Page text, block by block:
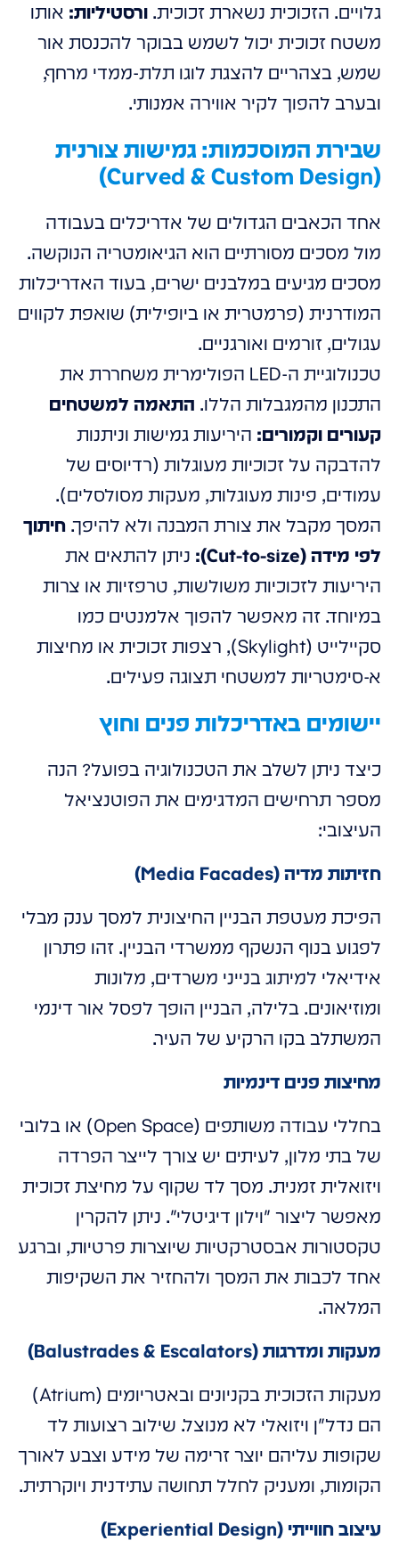
גלויים. הזכוכית נשארת זכוכית. ורסטיליות: אותו
משטח זכוכית יכול לשמש בבוקר להכנסת אור
שמש, בצהריים להצגת לוגו תלת-ממדי מרחף,
ובערב להפוך לקיר אווירה אמנותי.
שבירת המוסכמות: גמישות צורנית
(Curved & Custom Design)
אחד הכאבים הגדולים של אדריכלים בעבודה
מול מסכים מסורתיים הוא הגיאומטריה הנוקשה.
מסכים מגיעים במלבנים ישרים, בעוד האדריכלות
המודרנית (פרמטרית או ביופילית) שואפת לקווים
עגולים, זורמים ואורגניים.
טכנולוגיית ה-LED הפולימרית משחררת את
התכנון מהמגבלות הללו. התאמה למשטחים
קעורים וקמורים: היריעות גמישות וניתנות
להדבקה על זכוכיות מעוגלות (רדיוסים של
עמודים, פינות מעוגלות, מעקות מסולסלים).
המסך מקבל את צורת המבנה ולא להיפך. חיתוך
לפי מידה (Cut-to-size):
ניתן להתאים את
היריעות לזכוכיות משולשות, טרפזיות או צרות
במיוחד. זה מאפשר להפוך אלמנטים כמו
סקיילייט (Skylight), רצפות זכוכית או מחיצות
א-סימטריות למשטחי תצוגה פעילים.
יישומים באדריכלות פנים וחוץ
כיצד ניתן לשלב את הטכנולוגיה בפועל? הנה
מספר תרחישים המדגימים את הפוטנציאל
העיצובי:
חזיתות מדיה (Media Facades)
הפיכת מעטפת הבניין החיצונית למסך ענק מבלי
לפגוע בנוף הנשקף ממשרדי הבניין. זהו פתרון
אידיאלי למיתוג בנייני משרדים, מלונות
ומוזיאונים. בלילה, הבניין הופך לפסל אור דינמי
המשתלב בקו הרקיע של העיר.
מחיצות פנים דינמיות
בחללי עבודה משותפים (Open Space) או בלובי
של בתי מלון, לעיתים יש צורך לייצר הפרדה
ויזואלית זמנית. מסך לד שקוף על מחיצת זכוכית
מאפשר ליצור "וילון דיגיטלי". ניתן להקרין
טקסטורות אבסטרקטיות שיוצרות פרטיות, וברגע
אחד לכבות את המסך ולהחזיר את השקיפות
המלאה.
מעקות ומדרגות (Balustrades & Escalators)
מעקות הזכוכית בקניונים ובאטריומים (Atrium)
הם נדל"ן ויזואלי לא מנוצל. שילוב רצועות לד
שקופות עליהם יוצר זרימה של מידע וצבע לאורך
הקומות, ומעניק לחלל תחושה עתידנית ויוקרתית.
עיצוב חווייתי (Experiential Design)